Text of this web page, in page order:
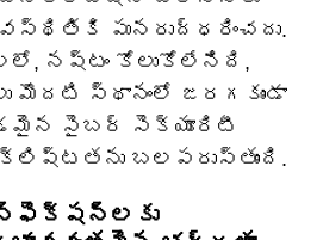
పునరుద్ధరించదు.
నష్టం కోలుకోలేనిది,
మొదటి స్థానంలో జరగకుండా
సైబర్‌ సెక్యూరిటీ
బలపరుస్తుంది.